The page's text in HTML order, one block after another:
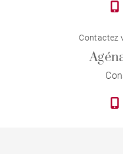
Contactez